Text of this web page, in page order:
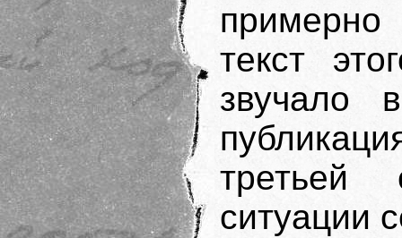
текст
звучало
третьей
ситуации